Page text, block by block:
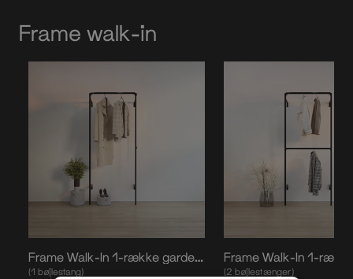
Frame walk-in
Frame Walk-In 1-række garderobesystem
(1 bøjlestang) (2 bøjlestænger)